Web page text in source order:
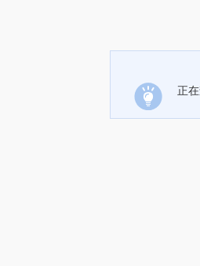
正